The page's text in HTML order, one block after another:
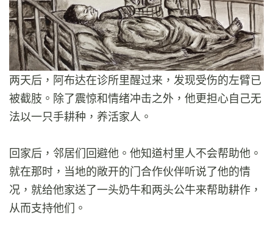
两天后，阿布达在诊所里醒过来，发现受伤的左臂已
被截肢。除了震惊和情绪冲击之外，他更担心自己无
法以一只手耕种，养活家人。
回家后，邻居们回避他。他知道村里人不会帮助他。
就在那时，当地的敞开的门合作伙伴听说了他的情
况，就给他家送了一头奶牛和两头公牛来帮助耕作，
从而支持他们。